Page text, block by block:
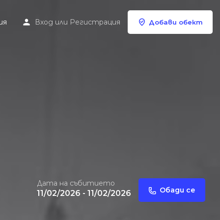
Вход или Регистрация Добави обект
Дата на събитието
11/02/2026 - 11/02/2026 Обади се